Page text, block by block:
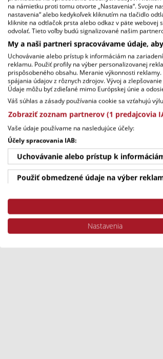
na námietku proti tomu otvorte „Nastavenia“. Svoje
nastavenia“ alebo kedykoľvek kliknutím na tlačidlo
kliknite na odtlačok prsta alebo odkaz v päte
odvolať. Tieto voľby budú signalizované našim
My a naši partneri spracovávame údaje,
Uchovávanie alebo prístup k informáciám na
reklamu. Použiť profily na výber personalizovanej
prispôsobeného obsahu. Meranie výkonnosti
spájania údajov z rôznych zdrojov. Vývoj a
Údaje môžu byť zdieľané mimo Európskej únie a
Váš súhlas a zásady používania cookie sa vzťahujú
Zobraziť zoznam partnerov (1 predajcovia
Vaše údaje používame na nasledujúce účely:
Účely spracovania IAB:
Uchovávanie alebo prístup k
Použiť obmedzené údaje na výber
Vytvoriť profily pre personalizovanú
Použiť profily na výber personalizovanej
Nastavenia